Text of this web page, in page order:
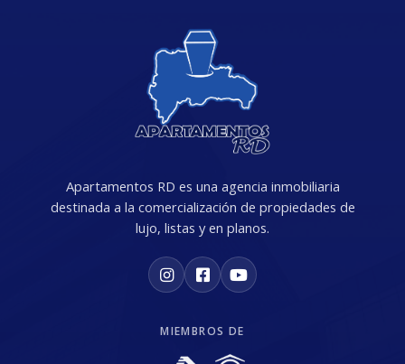
Apartamentos RD es una agencia inmobiliaria
destinada a la comercialización de propiedades de
lujo, listas y en planos.
MIEMBROS DE